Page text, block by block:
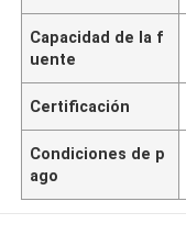
Capacidad de la f
uente
Certificación
Condiciones de p
ago